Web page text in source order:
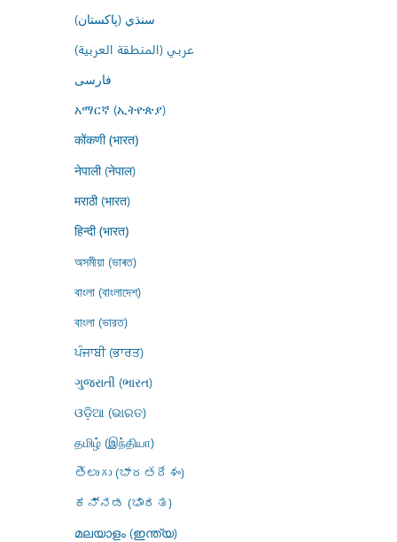
سنڌي (پاکستان)
عربي (المنطقة العربية)
فارسى
አማርኛ (ኢትዮጵያ)
कोंकणी (भारत)
नेपाली (नेपाल)
मराठी (भारत)
हिन्दी (भारत)
অসমীয়া (ভাৰত)
বাংলা (বাংলাদেশ)
বাংলা (ভারত)
ਪੰਜਾਬੀ (ਭਾਰਤ)
ગુજરાતી (ભારત)
ଓଡ଼ିଆ (ଭାରତ)
தமிழ் (இந்தியா)
తెలుగు (భారతదేశం)
ಕನ್ನಡ (ಭಾರತ)
മലയാളം (ഇന്ത്യ)